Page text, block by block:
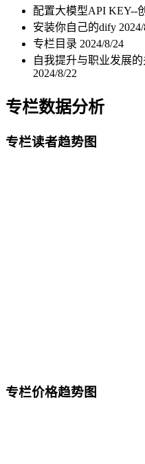
配置大模型API KEY--
安装你自己的dify
专栏目录 2024/8/24
自我提升与职业发展
2024/8/22
专栏数据分析
专栏读者趋势图
专栏价格趋势图